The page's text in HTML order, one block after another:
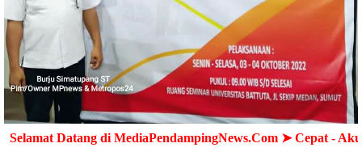
di MediaPendampingNews.Com ➤ Cepat - Akurat -